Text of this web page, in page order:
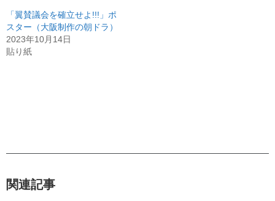
「翼賛議会を確立せよ!!!」ポ
スター（大阪制作の朝ドラ）
2023年10月14日
貼り紙
関連記事